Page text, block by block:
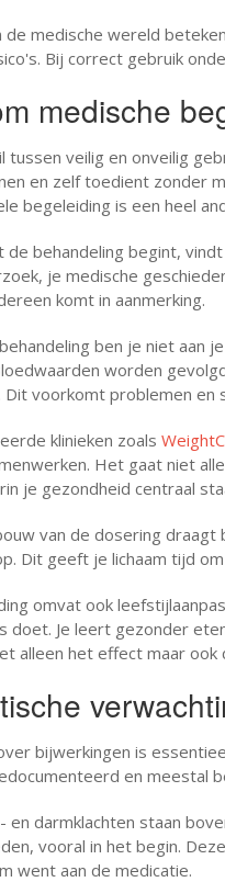
de medische wereld
Bij correct gebruik
medische
tussen veilig en onveilig
en zelf toedient zonder
begeleiding is een heel
de behandeling begint,
je medische
komt in aanmerking.
ben je niet aan
worden
Dit voorkomt problemen en
klinieken zoals
Het gaat niet
je gezondheid centraal
van de dosering
Dit geeft je lichaam tijd
omvat ook
doet. Je leert gezonder
alleen het effect maar ook
bijwerkingen is
en meestal
en darmklachten staan
vooral in het begin.
went aan de medicatie.